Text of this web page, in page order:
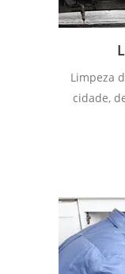
Limpeza
cidade,